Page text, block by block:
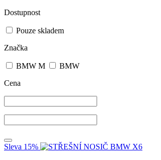
Dostupnost
Pouze skladem
Značka
BMW M
BMW
Cena
Sleva 15%